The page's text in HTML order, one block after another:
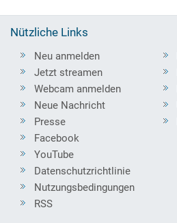
Nützliche Links
Neu anmelden
Jetzt streamen
Webcam anmelden
Neue Nachricht
Presse
Facebook
YouTube
Datenschutzrichtlinie
Nutzungsbedingungen
RSS